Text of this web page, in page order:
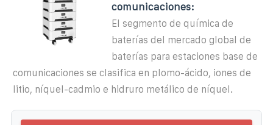
comunicaciones:
El segmento de química de
baterías del mercado global de
baterías para estaciones base de
comunicaciones se clasifica en plomo-ácido, iones de
litio, níquel-cadmio e hidruro metálico de níquel.